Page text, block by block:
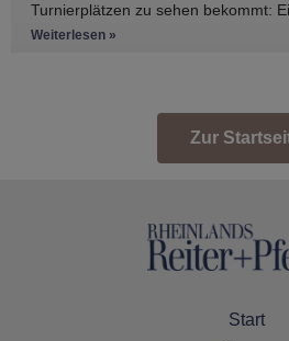
Turnierplätzen zu sehen bekommt:
den Anhänger zu
Weiterlesen »
Zur
Start